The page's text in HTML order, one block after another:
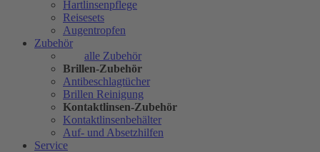
Hartlinsenpflege
Reisesets
Augentropfen
Zubehör
alle Zubehör
Brillen-Zubehör
Antibeschlagtücher
Brillen Reinigung
Kontaktlinsen-Zubehör
Kontaktlinsenbehälter
Auf- und Absetzhilfen
Service